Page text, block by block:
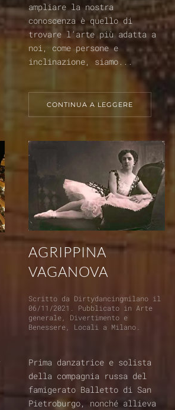
ampliare la nostra
conoscenza è quello di
trovare l’arte più adatta a
noi, come persone e
inclinazione, siamo...
CONTINUA A LEGGERE
AGRIPPINA
VAGANOVA
Scritto da Dirtydancingmilano il
06/11/2021
. Pubblicato in Arte
generale
Divertimento e
Benessere
Locali a Milano
Prima danzatrice e solista
della compagnia russa del
famigerato Balletto di San
Pietroburgo, nonché allieva